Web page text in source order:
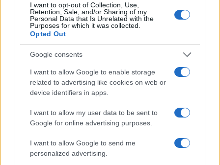
I want to opt-out of Collection, Use,
Retention, Sale, and/or Sharing of my
Personal Data that Is Unrelated with the
Purposes for which it was collected.
Opted Out
Google consents
I want to allow Google to enable storage
related to advertising like cookies on web or
device identifiers in apps.
I want to allow my user data to be sent to
Google for online advertising purposes.
I want to allow Google to send me
personalized advertising.
Continua a leggere